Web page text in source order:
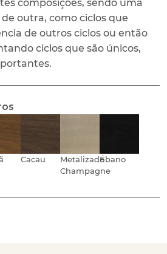
composições, sendo uma
outra, como ciclos que
de outros ciclos ou então
ciclos que são únicos,
Cacau
Metalizado
Champagne
Ébano